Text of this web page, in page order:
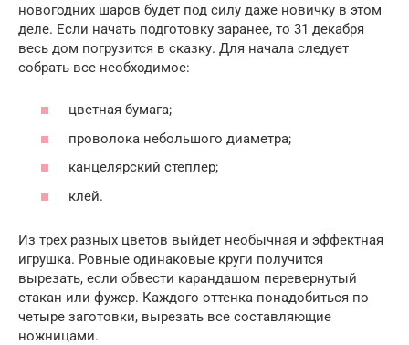
новогодних шаров будет под силу даже новичку в этом
деле. Если начать подготовку заранее, то 31 декабря
весь дом погрузится в сказку. Для начала следует
собрать все необходимое:
цветная бумага;
проволока небольшого диаметра;
канцелярский степлер;
клей.
Из трех разных цветов выйдет необычная и эффектная
игрушка. Ровные одинаковые круги получится
вырезать, если обвести карандашом перевернутый
стакан или фужер. Каждого оттенка понадобиться по
четыре заготовки, вырезать все составляющие
ножницами.